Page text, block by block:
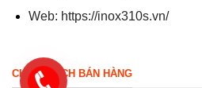
Web: https://inox310s.vn/
CHÍNH SÁCH BÁN HÀNG